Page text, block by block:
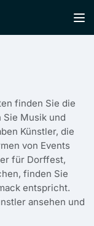
finden Sie die
Sie Musik und
Künstler, die
von Events
für Dorffest,
finden Sie
entspricht.
ansehen und